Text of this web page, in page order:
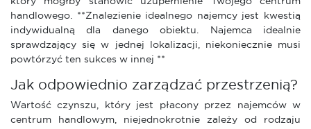
handlowego. **Znalezienie idealnego najemcy jest kwestią
indywidualną dla danego obiektu. Najemca idealnie
sprawdzający się w jednej lokalizacji, niekoniecznie musi
powtórzyć ten sukces w innej **
Jak odpowiednio zarządzać przestrzenią?
Wartość czynszu, który jest płacony przez najemców w
centrum handlowym, niejednokrotnie zależy od rodzaju